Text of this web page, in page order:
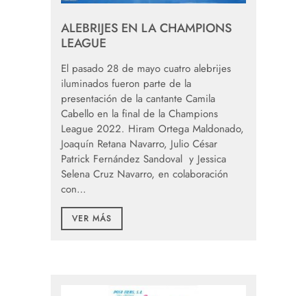
ALEBRIJES EN LA CHAMPIONS
LEAGUE
El pasado 28 de mayo cuatro alebrijes
iluminados fueron parte de la
presentación de la cantante Camila
Cabello en la final de la Champions
League 2022. Hiram Ortega Maldonado,
Joaquín Retana Navarro, Julio César
Patrick Fernández Sandoval y Jessica
Selena Cruz Navarro, en colaboración
con…
VER MÁS